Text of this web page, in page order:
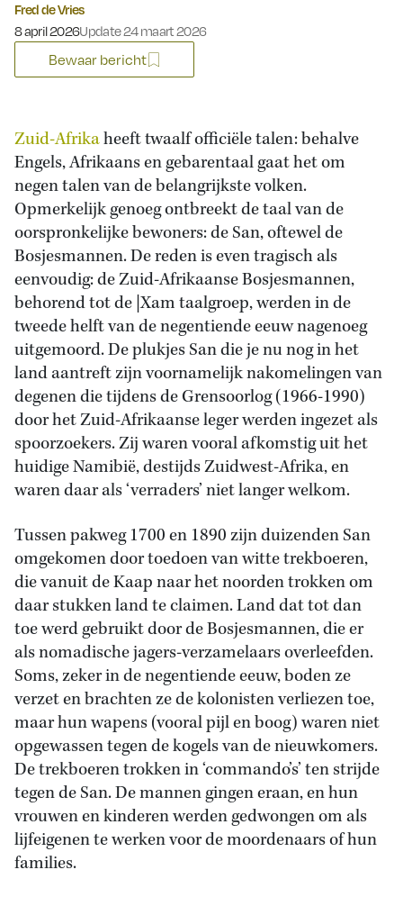
Fred de Vries
Gepubliceerd op:
8 april 2026Update 24 maart 2026
Bewaar bericht
Zuid-Afrikaheeft twaalf officiële talen: behalve
Engels, Afrikaans en gebarentaal gaat het om
negen talen van de belangrijkste volken.
Opmerkelijk genoeg ontbreekt de taal van de
oorspronkelijke bewoners: de San, oftewel de
Bosjesmannen. De reden is even tragisch als
eenvoudig: de Zuid-Afrikaanse Bosjesmannen,
behorend tot de |Xam taalgroep, werden in de
tweede helft van de negentiende eeuw nagenoeg
uitgemoord. De plukjes San die je nu nog in het
land aantreft zijn voornamelijk nakomelingen van
degenen die tijdens de Grensoorlog (1966-1990)
door het Zuid-Afrikaanse leger werden ingezet als
spoorzoekers. Zij waren vooral afkomstig uit het
huidige Namibië, destijds Zuidwest-Afrika, en
waren daar als ‘verraders’ niet langer welkom.
Tussen pakweg 1700 en 1890 zijn duizenden San
omgekomen door toedoen van witte trekboeren,
die vanuit de Kaap naar het noorden trokken om
daar stukken land te claimen. Land dat tot dan
toe werd gebruikt door de Bosjesmannen, die er
als nomadische jagers-verzamelaars overleefden.
Soms, zeker in de negentiende eeuw, boden ze
verzet en brachten ze de kolonisten verliezen toe,
maar hun wapens (vooral pijl en boog) waren niet
opgewassen tegen de kogels van de nieuwkomers.
De trekboeren trokken in ‘commando’s’ ten strijde
tegen de San. De mannen gingen eraan, en hun
vrouwen en kinderen werden gedwongen om als
lijfeigenen te werken voor de moordenaars of hun
families.